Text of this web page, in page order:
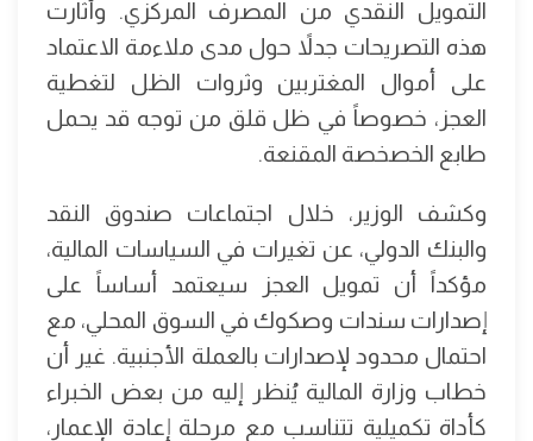
التمويل النقدي من المصرف المركزي. وأثارت
هذه التصريحات جدلاً حول مدى ملاءمة الاعتماد
على أموال المغتربين وثروات الظل لتغطية
العجز، خصوصاً في ظل قلق من توجه قد يحمل
طابع الخصخصة المقنعة.
وكشف الوزير، خلال اجتماعات صندوق النقد
والبنك الدولي، عن تغيرات في السياسات المالية،
مؤكداً أن تمويل العجز سيعتمد أساساً على
إصدارات سندات وصكوك في السوق المحلي، مع
احتمال محدود لإصدارات بالعملة الأجنبية. غير أن
خطاب وزارة المالية يُنظر إليه من بعض الخبراء
كأداة تكميلية تتناسب مع مرحلة إعادة الإعمار،